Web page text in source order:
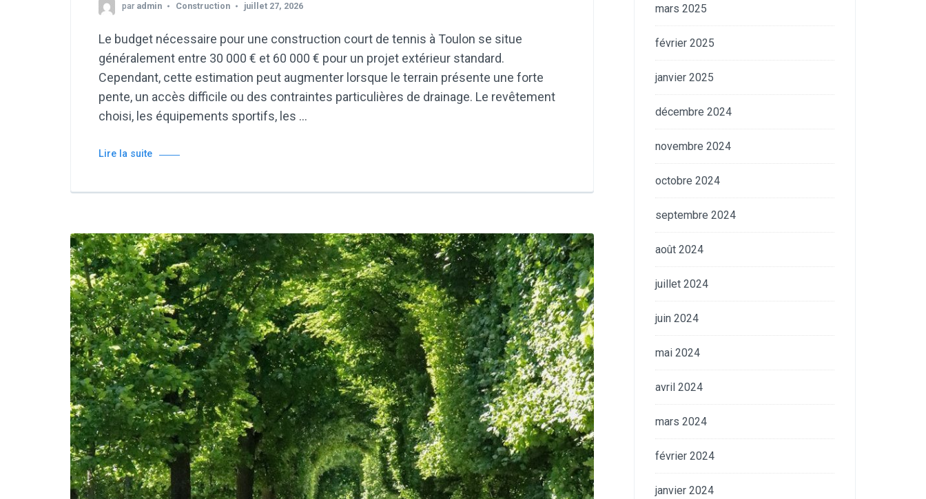
par admin Construction juillet 27, 2026
Le budget nécessaire pour une construction court de tennis à Toulon se situe
généralement entre 30 000 € et 60 000 € pour un projet extérieur standard.
Cependant, cette estimation peut augmenter lorsque le terrain présente une forte
pente, un accès difficile ou des contraintes particulières de drainage. Le revêtement
choisi, les équipements sportifs, les …
Lire la suite
mars 2025
février 2025
janvier 2025
décembre 2024
novembre 2024
octobre 2024
septembre 2024
août 2024
juillet 2024
juin 2024
mai 2024
avril 2024
mars 2024
février 2024
janvier 2024